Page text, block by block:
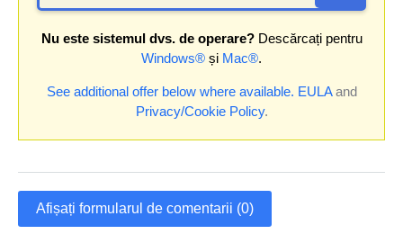
Nu este sistemul dvs. de operare?Descărcați pentru
Windows® și Mac®.
See additional offer below where available. EULAand
Privacy/Cookie Policy.
Afișați formularul de comentarii (0)